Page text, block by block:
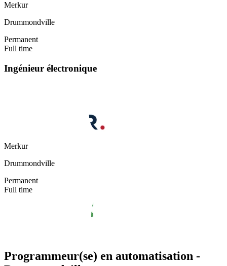
Merkur
Drummondville
Permanent
Full time
Ingénieur électronique
Merkur
Drummondville
Permanent
Full time
Programmeur(se) en automatisation -